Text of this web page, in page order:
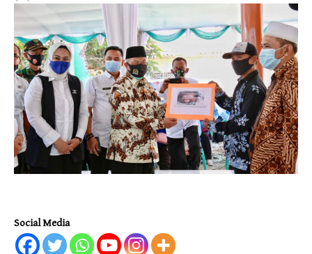
Social Media